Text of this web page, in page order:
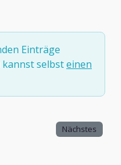
Einträge
kannst selbsteinen
Nächstes